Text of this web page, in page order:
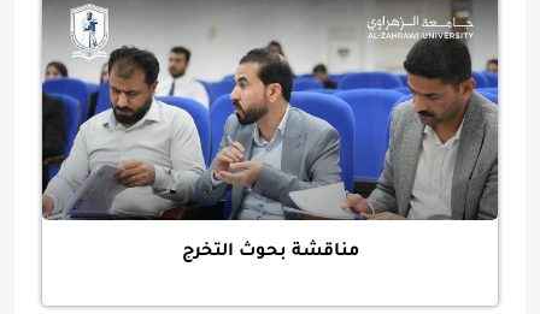
مناقشة بحوث التخرج